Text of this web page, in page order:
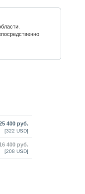
400 руб.
[322 USD]
16 400 руб.
[208 USD]